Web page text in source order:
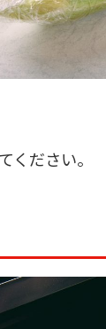
ださい。